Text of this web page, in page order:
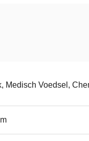
Medisch Voedsel,